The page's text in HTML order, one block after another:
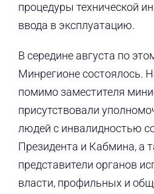
процедуры технической
ввода в эксплуатацию.
В середине августа по
Минрегионе состоялось.
помимо заместителя
присутствовали
людей с инвалидностью
Президента и Кабмина, а
представители органов
власти, профильных и